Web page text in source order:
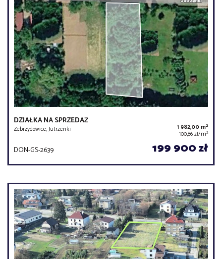
DZIAŁKA NA SPRZEDAŻ
Zebrzydowice, Jutrzenki 1 982,00 m2
100,86 zł/m2
DON-GS-2639 199 900 zł